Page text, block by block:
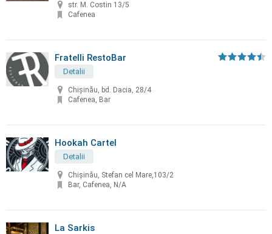
str. M. Costin 13/5
Cafenea
Fratelli RestoBar
Detalii
Chişinău, bd. Dacia, 28/4
Cafenea, Bar
Hookah Cartel
Detalii
Chișinău, Stefan cel Mare,103/2
Bar, Cafenea, N/A
La Sarkis